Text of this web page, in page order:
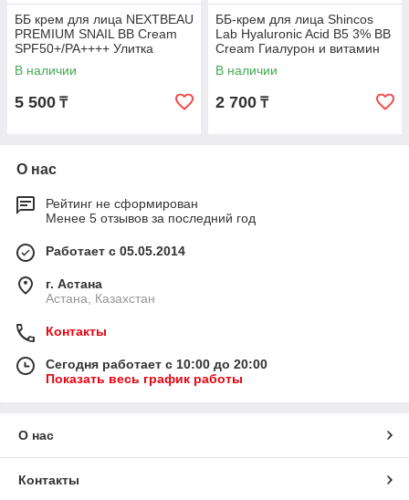
ББ крем для лица NEXTBEAU
PREMIUM SNAIL BB Cream
SPF50+/PA++++ Улитка
Премиум 50 мл
В наличии
5 500 ₸
ББ-крем для лица Shincos
Lab Hyaluronic Acid B5 3% BB
Cream Гиалурон и витамин
Б5 50 мл
В наличии
2 700 ₸
О нас
Рейтинг не сформирован
Менее 5 отзывов за последний год
Работает с 05.05.2014
г. Астана
Астана, Казахстан
Контакты
Сегодня работает с 10:00 до 20:00
Показать весь график работы
О нас
Контакты